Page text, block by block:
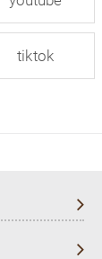
tiktok